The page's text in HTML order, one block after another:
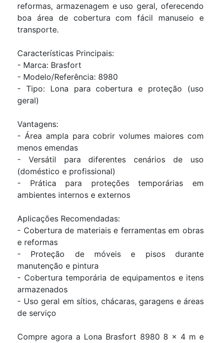
reformas, armazenagem e uso geral, oferecendo
boa área de cobertura com fácil manuseio e
transporte.
Características Principais:
- Marca: Brasfort
- Modelo/Referência: 8980
- Tipo: Lona para cobertura e proteção (uso
geral)
Vantagens:
- Área ampla para cobrir volumes maiores com
menos emendas
- Versátil para diferentes cenários de uso
(doméstico e profissional)
- Prática para proteções temporárias em
ambientes internos e externos
Aplicações Recomendadas:
- Cobertura de materiais e ferramentas em obras
e reformas
- Proteção de móveis e pisos durante
manutenção e pintura
- Cobertura temporária de equipamentos e itens
armazenados
- Uso geral em sítios, chácaras, garagens e áreas
de serviço
Compre agora a Lona Brasfort 8980 8 x 4 m e